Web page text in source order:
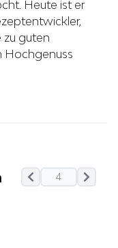
Heute ist er
zu guten
Hochgenuss